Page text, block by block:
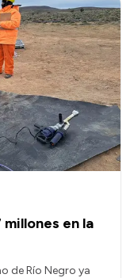
en la
de Río Negro ya